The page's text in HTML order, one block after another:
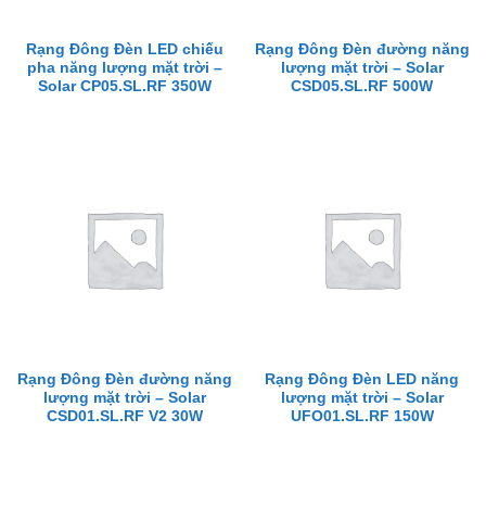
Rạng Đông Đèn LED chiếu
pha năng lượng mặt trời –
Solar CP05.SL.RF 350W
Rạng Đông Đèn đường năng
lượng mặt trời – Solar
CSD05.SL.RF 500W
Rạng Đông Đèn đường năng
lượng mặt trời – Solar
CSD01.SL.RF V2 30W
Rạng Đông Đèn LED năng
lượng mặt trời – Solar
UFO01.SL.RF 150W